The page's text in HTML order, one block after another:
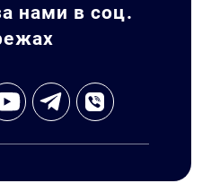
нами в соц.